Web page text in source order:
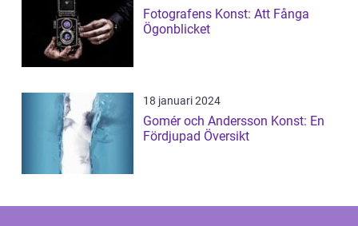
Fotografens Konst: Att Fånga
Ögonblicket
18 januari 2024
Gomér och Andersson Konst: En
Fördjupad Översikt